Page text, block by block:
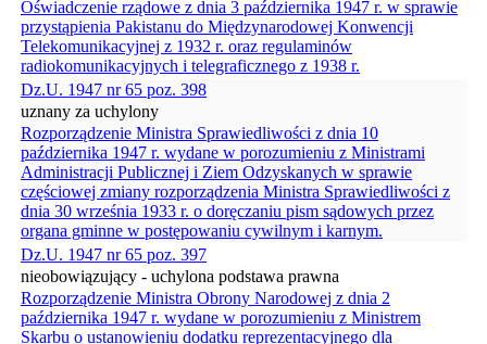
Oświadczenie rządowe z dnia 3 października 1947 r. w sprawie
przystąpienia Pakistanu do Międzynarodowej Konwencji
Telekomunikacyjnej z 1932 r. oraz regulaminów
radiokomunikacyjnych i telegraficznego z 1938 r.
Dz.U. 1947 nr 65 poz. 398
uznany za uchylony
Rozporządzenie Ministra Sprawiedliwości z dnia 10
października 1947 r. wydane w porozumieniu z Ministrami
Administracji Publicznej i Ziem Odzyskanych w sprawie
częściowej zmiany rozporządzenia Ministra Sprawiedliwości z
dnia 30 września 1933 r. o doręczaniu pism sądowych przez
organa gminne w postępowaniu cywilnym i karnym.
Dz.U. 1947 nr 65 poz. 397
nieobowiązujący - uchylona podstawa prawna
Rozporządzenie Ministra Obrony Narodowej z dnia 2
października 1947 r. wydane w porozumieniu z Ministrem
Skarbu o ustanowieniu dodatku reprezentacyjnego dla